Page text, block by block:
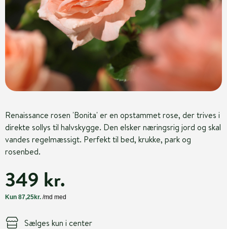
Renaissance rosen 'Bonita' er en opstammet rose, der trives i
direkte sollys til halvskygge. Den elsker næringsrig jord og skal
vandes regelmæssigt. Perfekt til bed, krukke, park og
rosenbed.
349 kr.
Sælges kun i center